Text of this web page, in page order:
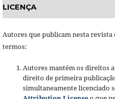
LICENÇA
Autores que publicam nesta revista
termos:
Autores mantém os direitos
direito de primeira
simultaneamente licenciado